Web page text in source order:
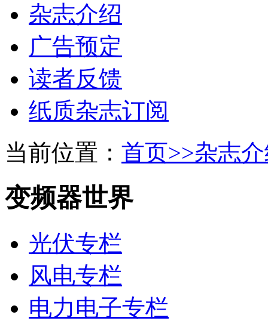
杂志介绍
广告预定
读者反馈
纸质杂志订阅
当前位置： 首页>>杂志
变频器世界
光伏专栏
风电专栏
电力电子专栏